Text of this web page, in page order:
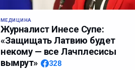
МЕДИЦИНА
Журналист Инесе Супе:
«Защищать Латвию будет
некому — все Лачплесисы
вымрут»
328